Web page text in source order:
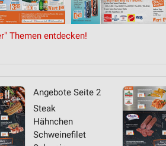
Themen entdecken!
Angebote Seite 2
Steak
Hähnchen
Schweinefilet
der Angebote
angeforderten Informationen identifizieren